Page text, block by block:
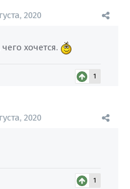
2020
хочется.
1
2020
1